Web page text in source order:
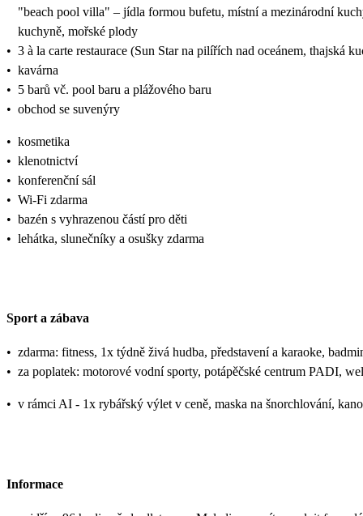
"beach pool villa" – jídla formou bufetu, místní a mezinárodní
kuchyně, mořské plody
• 3 à la carte restaurace (Sun Star na pilířích nad oceánem, thajská
• kavárna
• 5 barů vč. pool baru a plážového baru
• obchod se suvenýry
• kosmetika
• klenotnictví
• konferenční sál
• Wi-Fi zdarma
• bazén s vyhrazenou částí pro děti
• lehátka, slunečníky a osušky zdarma
Sport a zábava
• zdarma: fitness, 1x týdně živá hudba, představení a karaoke,
• za poplatek: motorové vodní sporty, potápěčské centrum PADI,
• v rámci AI - 1x rybářský výlet v ceně, maska na šnorchlování,
Informace